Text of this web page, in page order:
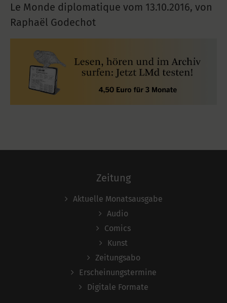
Le Monde diplomatique vom 13.10.2016, von
Raphaël Godechot
Zeitung
Aktuelle Monatsausgabe
Audio
Comics
Kunst
Zeitungsabo
Erscheinungstermine
Digitale Formate